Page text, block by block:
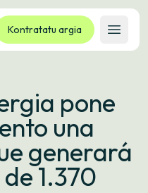
Kontratatu argia
Ireki
pone
una
generará
1.370